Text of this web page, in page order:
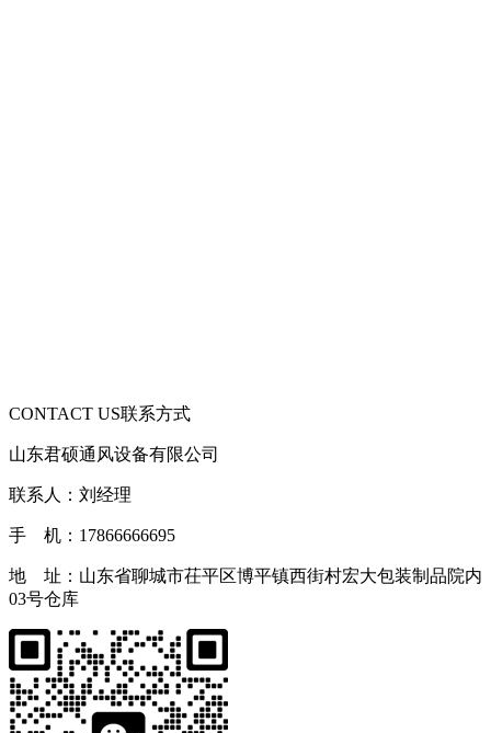
CONTACT US联系方式
山东君硕通风设备有限公司
联系人：刘经理
手 机：17866666695
地 址：山东省聊城市茌平区博平镇西街村宏大包装制品院内
03号仓库